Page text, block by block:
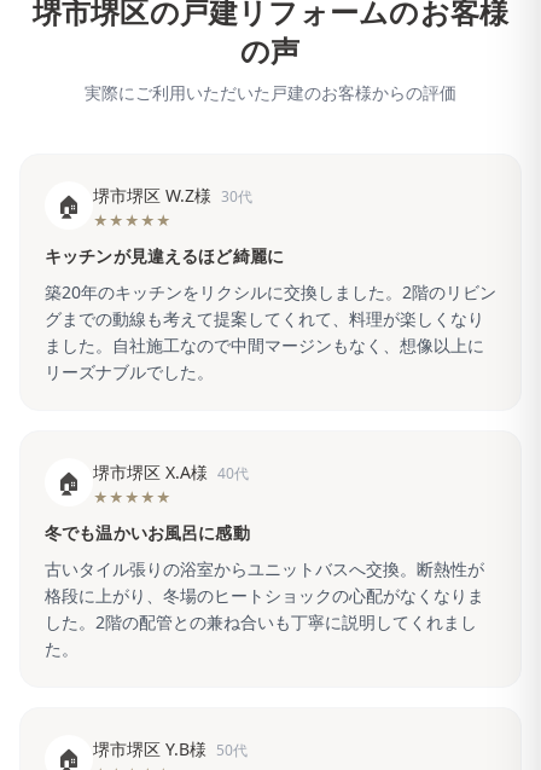
堺市堺区の戸建リフォームのお客様
の声
実際にご利用いただいた戸建のお客様からの評価
🏠 堺市堺区 W.Z様 30代
★★★★★
キッチンが見違えるほど綺麗に
築20年のキッチンをリクシルに交換しました。2階のリビン
グまでの動線も考えて提案してくれて、料理が楽しくなり
ました。自社施工なので中間マージンもなく、想像以上に
リーズナブルでした。
🏠 堺市堺区 X.A様 40代
★★★★★
冬でも温かいお風呂に感動
古いタイル張りの浴室からユニットバスへ交換。断熱性が
格段に上がり、冬場のヒートショックの心配がなくなりま
した。2階の配管との兼ね合いも丁寧に説明してくれまし
た。
🏠 堺市堺区 Y.B様 50代